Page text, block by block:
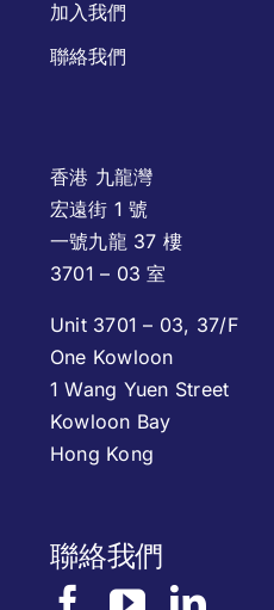
聯絡我們
加入我們
聯絡我們
香港 九龍灣
宏遠街 1 號
一號九龍 37 樓
3701 – 03 室
Unit 3701 – 03, 37/F
One Kowloon
1 Wang Yuen Street
Kowloon Bay
Hong Kong